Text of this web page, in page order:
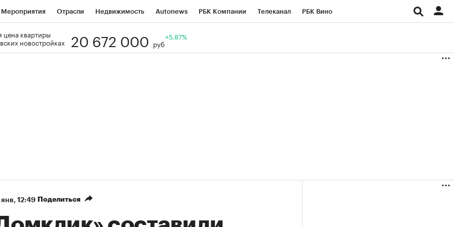
Мероприятия Отрасли Недвижимость Autonews РБК Компании Телеканал РБК Вино
Визионеры
цена квартиры
новостройках
20 672 000 руб
+5.87%
12:49 Поделиться